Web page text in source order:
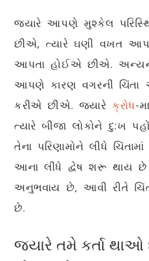
જ્યારે આપણે મુશ્કેલ
છીએ, ત્યારે ઘણી વખત
આપતા હોઈએ છીએ.
આપણે કારણ વગરની ચિંતા
કરીએ છીએ. જ્યારેક્રોધ-
ત્યારે બીજા લોકોને દુ:ખ
તેના પરિણામોને લીધે
આના લીધે દ્વેષ શરૂ થાય
અનુભવાય છે, આવી રીતે
છે.
જ્યારે તમે કર્તા થાઓ